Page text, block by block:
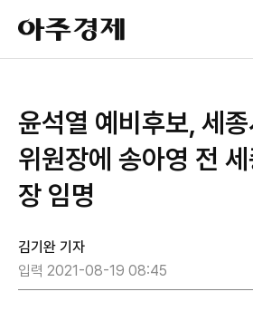
아
주
경
윤석열 예비후보, 세
위원장에 송아영 전
장 임명
김기완 기자
입력 2021-08-19 08:45